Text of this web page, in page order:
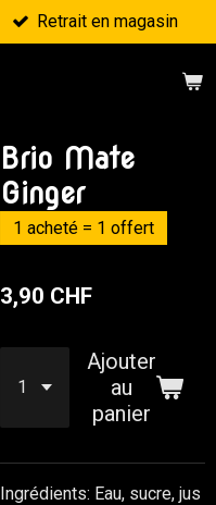
Retrait en magasin
Brio Mate
Ginger
1 acheté = 1 offert
3,90 CHF
Ajouter
au
panier
Ingrédients: Eau, sucre, jus